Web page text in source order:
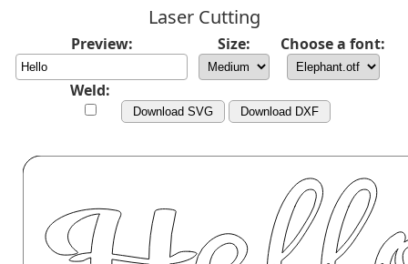
Laser Cutting
Preview: Size: Choose a font:
Weld:
Download SVG Download DXF